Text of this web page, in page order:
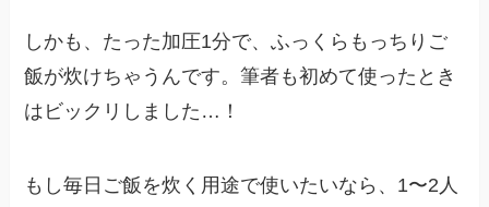
しかも、たった加圧1分で、ふっくらもっちりご
飯が炊けちゃうんです。筆者も初めて使ったとき
はビックリしました…！
もし毎日ご飯を炊く用途で使いたいなら、1〜2人